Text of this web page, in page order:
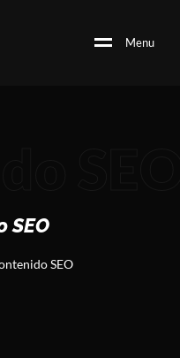
Menu
SEO
SEO